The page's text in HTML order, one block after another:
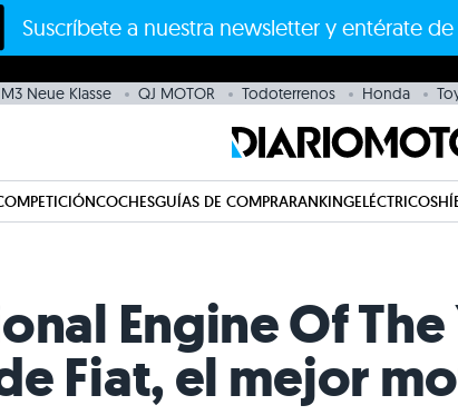
Suscríbete a nuestra newsletter y entérate
Neue Klasse QJ MOTOR Todoterrenos Honda
COCHESGUÍAS DE COMPRARANKINGELÉCTRICOS
Engine Of The
Fiat, el mejor